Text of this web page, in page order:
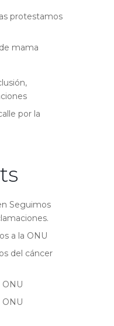
protestamos
mama
por la
Seguimos
a la ONU
del cáncer
ONU
ONU